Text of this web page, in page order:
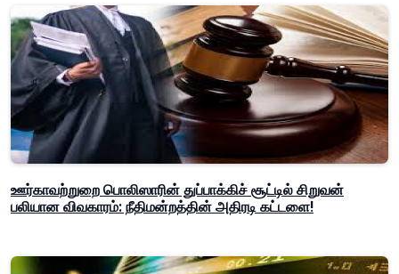
ஊர்காவற்றுறை பொலிஸாரின் துப்பாக்கிச் சூட்டில் சிறுவன்
பலியான விவகாரம்: நீதிமன்றத்தின் அதிரடி கட்டளை!